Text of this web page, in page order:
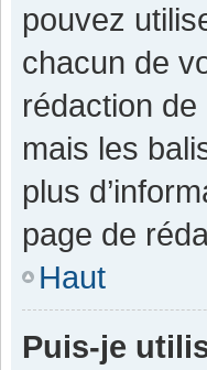
pouvez
chacun de
rédaction
mais les
plus
page de
Haut
Puis-je